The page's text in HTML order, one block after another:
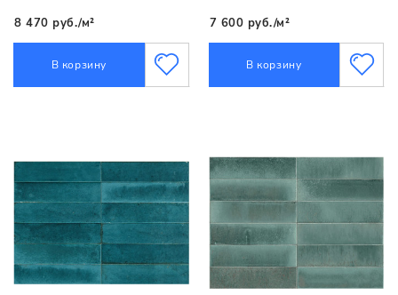
8 470 руб./м²
В корзину
7 600 руб./м²
В корзину